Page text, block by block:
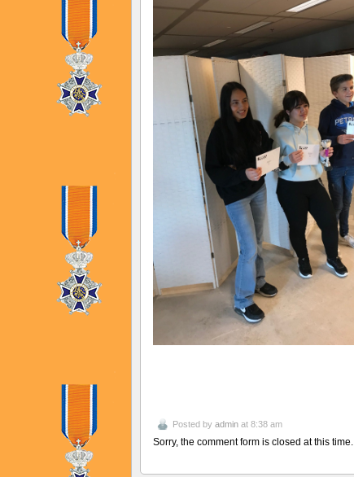
Posted by admin at 8:38 am
Sorry, the comment form is closed at this time.